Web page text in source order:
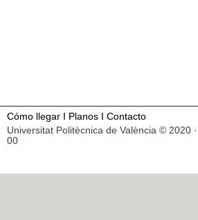
Cómo llegar I Planos I Contacto
Universitat Politècnica de València © 2020
00